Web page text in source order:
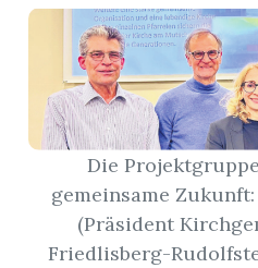
Stellen
Paper
Newsletter
App
Die
gemeinsame
(Präsident
Friedlisberg-